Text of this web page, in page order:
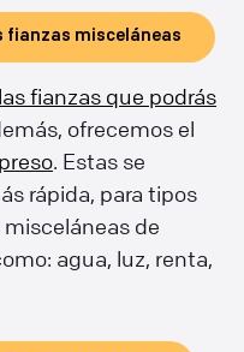
fianzas misceláneas
las fianzas que podrás
ofrecemos el
. Estas se
rápida, para tipos
de
agua, luz, renta,